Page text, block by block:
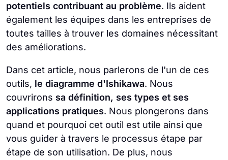
potentiels contribuant au problème. Ils aident
également les équipes dans les entreprises de
toutes tailles à trouver les domaines nécessitant
des améliorations.
Dans cet article, nous parlerons de l'un de ces
outils, le diagramme d'Ishikawa. Nous
couvrirons sa définition, ses types et ses
applications pratiques. Nous plongerons dans
quand et pourquoi cet outil est utile ainsi que
vous guider à travers le processus étape par
étape de son utilisation. De plus, nous